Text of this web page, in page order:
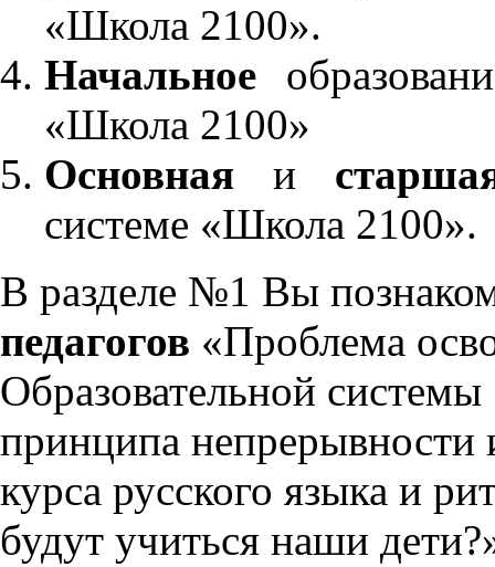
«Школа 2100».
Начальное
«Школа 2100»
Основнаяи
системе «Школа 2100».
В разделе №1 Вы
педагогов «Проблема
Образовательной
принципа непрерывности
курса русского языка и
будут учиться наши